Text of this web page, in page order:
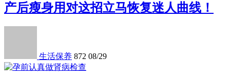
产后瘦身用对这招立马恢复迷人曲线！
生活保养 872 08/29